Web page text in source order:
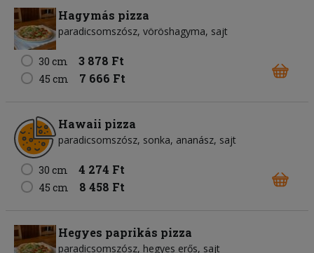
Hagymás pizza
paradicsomszósz vöröshagyma sajt
30 cm 3 878 Ft
45 cm 7 666 Ft
Hawaii pizza
paradicsomszósz sonka ananász sajt
30 cm 4 274 Ft
45 cm 8 458 Ft
Hegyes paprikás pizza
paradicsomszósz hegyes erős sajt